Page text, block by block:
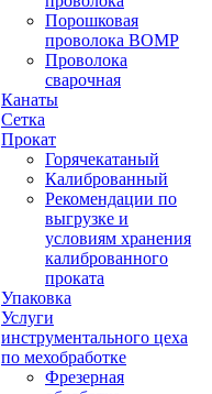
Порошковая
проволока ВОМР
Проволока
сварочная
Канаты
Сетка
Прокат
Горячекатаный
Калиброванный
Рекомендации по
выгрузке и
условиям хранения
калиброванного
проката
Упаковка
Услуги
инструментального цеха
по мехобработке
Фрезерная